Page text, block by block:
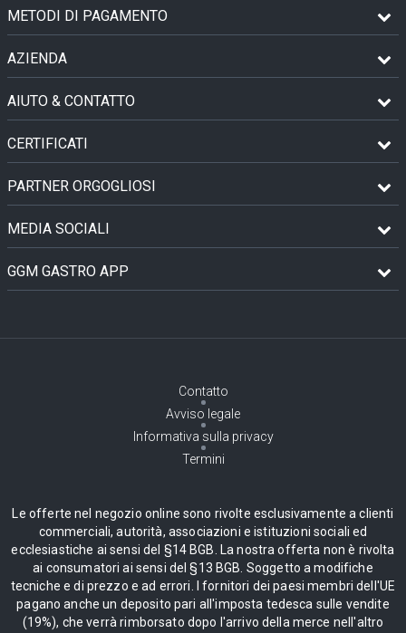
METODI DI PAGAMENTO
AZIENDA
AIUTO & CONTATTO
CERTIFICATI
PARTNER ORGOGLIOSI
MEDIA SOCIALI
GGM GASTRO APP
Contatto
Avviso legale
Informativa sulla privacy
Termini
Le offerte nel negozio online sono rivolte esclusivamente a clienti
commerciali, autorità, associazioni e istituzioni sociali ed
ecclesiastiche ai sensi del §14 BGB. La nostra offerta non è rivolta
ai consumatori ai sensi del §13 BGB. Soggetto a modifiche
tecniche e di prezzo e ad errori. I fornitori dei paesi membri dell'UE
pagano anche un deposito pari all'imposta tedesca sulle vendite
(19%), che verrà rimborsato dopo l'arrivo della merce nell'altro